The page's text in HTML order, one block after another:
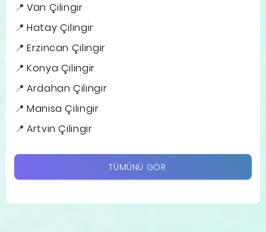
Van Çilingir
Hatay Çilingir
Erzincan Çilingir
Konya Çilingir
Ardahan Çilingir
Manisa Çilingir
Artvin Çilingir
TÜMÜNÜ GÖR